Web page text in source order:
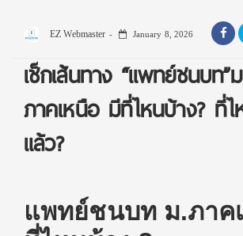
EZ Webmaster January 8, 2026
เช็กเส้นทาง “แพทย์ชนบท”
ภาคเหนือ มีที่ไหนบ้าง? ที่ไ
แล้ว?
แพทย์ชนบท ม.ภาค